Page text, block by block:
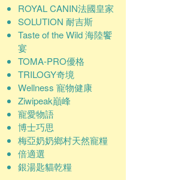
ROYAL CANIN法國皇家
SOLUTION 耐吉斯
Taste of the Wild 海陸饗
宴
TOMA-PRO優格
TRILOGY奇境
Wellness 寵物健康
Ziwipeak巔峰
寵愛物語
博士巧思
梅亞奶奶鄉村天然寵糧
倍適選
銀湯匙貓乾糧